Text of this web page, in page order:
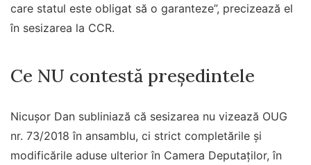
care statul este obligat să o garanteze”, precizează el
în sesizarea la CCR.
Ce NU contestă președintele
Nicușor Dan subliniază că sesizarea nu vizează OUG
nr. 73/2018 în ansamblu, ci strict completările și
modificările aduse ulterior în Camera Deputaților, în